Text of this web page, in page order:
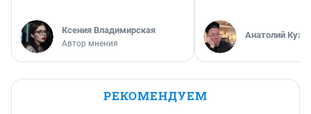
Ксения Владимирская
Автор мнения
Анатолий
РЕКОМЕНДУЕМ